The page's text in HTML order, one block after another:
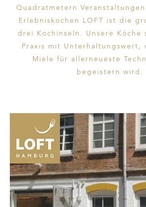
Quadratmetern
Erlebniskochen LOFT ist die
drei Kochinseln. Unsere Köche
Praxis mit Unterhaltungswert,
Miele für allerneueste
begeistern wird.